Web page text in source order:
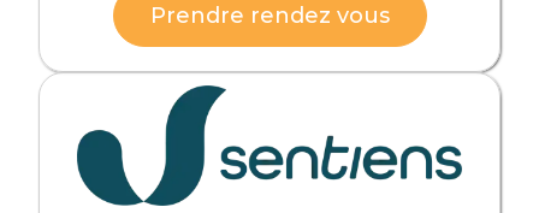
Prendre rendez vous